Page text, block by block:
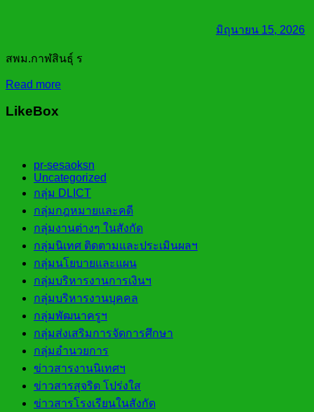
มิถุนายน 15, 2026
สพม.กาฬสินธุ์ ร
Read more
LikeBox
pr-sesaoksn
Uncategorized
กลุ่ม DLICT
กลุ่มกฎหมายและคดี
กลุ่มงานต่างๆ ในสังกัด
กลุ่มนิเทศ ติดตามและประเมินผลฯ
กลุ่มนโยบายและแผน
กลุ่มบริหารงานการเงินฯ
กลุ่มบริหารงานบุคคล
กลุ่มพัฒนาครูฯ
กลุ่มส่งเสริมการจัดการศึกษา
กลุ่มอำนวยการ
ข่าวสารงานนิเทศฯ
ข่าวสารสุจริต โปร่งใส
ข่าวสารโรงเรียนในสังกัด